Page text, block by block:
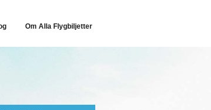
Om Alla Flygbiljetter